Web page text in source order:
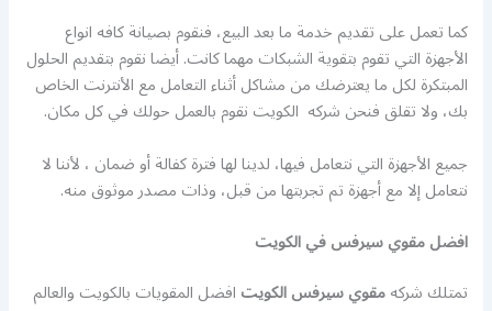
كما تعمل على تقديم خدمة ما بعد البيع، فنقوم بصيانة كافه انواع
الأجهزة التي تقوم بتقوية الشبكات مهما كانت. أيضا نقوم بتقديم الحلول
المبتكرة لكل ما يعترضك من مشاكل أثناء التعامل مع الأنترنت الخاص
بك، ولا تقلق فنحن شركه الكويت نقوم بالعمل حولك في كل مكان.
جميع الأجهزة التي نتعامل فيها، لدينا لها فترة كفالة أو ضمان ، لأننا لا
نتعامل إلا مع أجهزة تم تجربتها من قبل، وذات مصدر موثوق منه.
افضل مقوي سيرفس في الكويت
تمتلك شركهمقوي سيرفس الكويتافضل المقويات بالكويت والعالم